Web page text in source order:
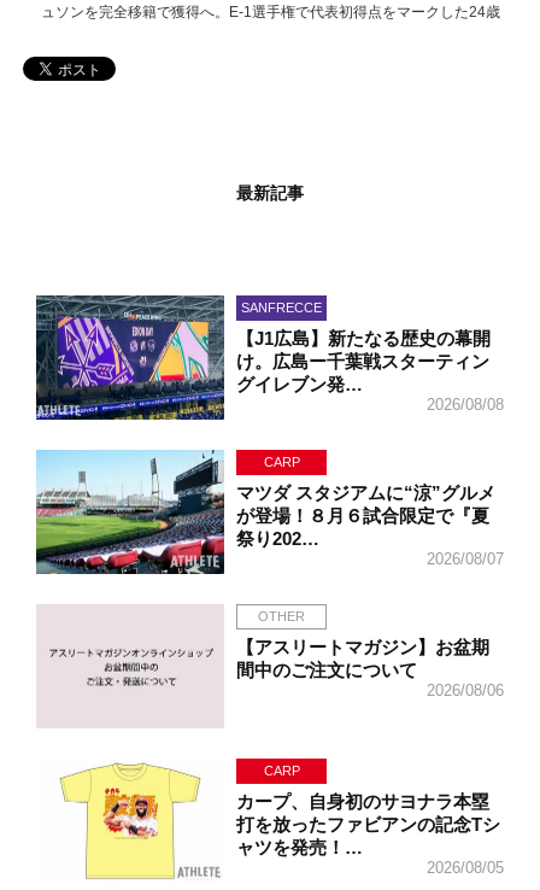
ュソンを完全移籍で獲得へ。E-1選手権で代表初得点をマークした24歳
最新記事
SANFRECCE
【J1広島】新たなる歴史の幕開
け。広島ー千葉戦スターティン
グイレブン発…
2026/08/08
CARP
マツダ スタジアムに“涼”グルメ
が登場！８月６試合限定で『夏
祭り202…
2026/08/07
OTHER
【アスリートマガジン】お盆期
間中のご注文について
2026/08/06
CARP
カープ、自身初のサヨナラ本塁
打を放ったファビアンの記念Tシ
ャツを発売！…
2026/08/05